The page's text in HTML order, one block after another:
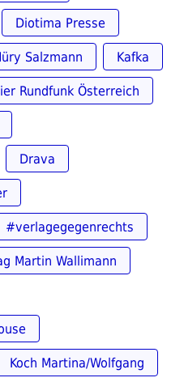
Diotima Presse
Salzmann Kafka
Rundfunk Österreich
Drava
#verlagegegenrechts
Martin Wallimann
Koch Martina/Wolfgang